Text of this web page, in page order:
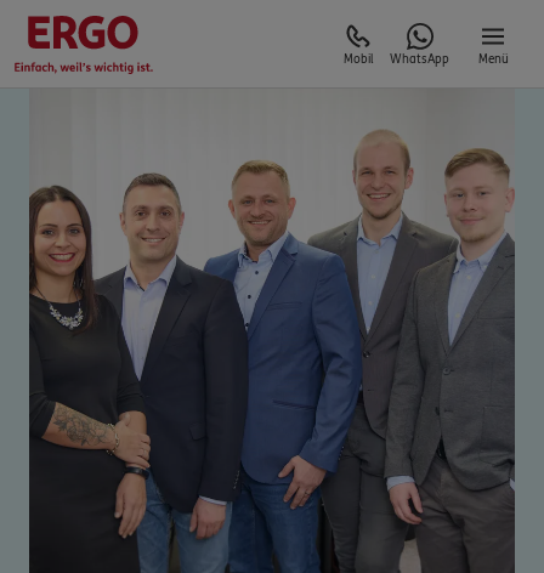
Mobil WhatsApp Menü